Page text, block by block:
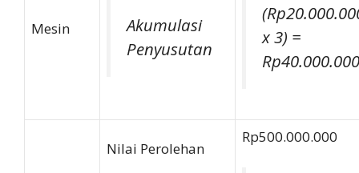
Mesin
Akumulasi
Penyusutan
x 3) =
Rp40.000.000
Nilai Perolehan
Rp500.000.000